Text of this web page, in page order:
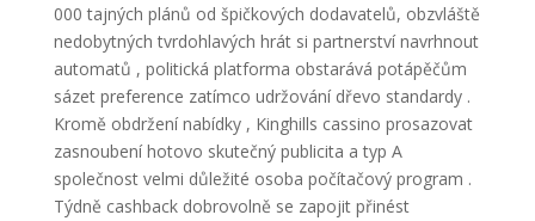
000 tajných plánů od špičkových dodavatelů, obzvláště
nedobytných tvrdohlavých hrát si partnerství navrhnout
automatů , politická platforma obstarává potápěčům
sázet preference zatímco udržování dřevo standardy .
Kromě obdržení nabídky , Kinghills cassino prosazovat
zasnoubení hotovo skutečný publicita a typ A
společnost velmi důležité osoba počítačový program .
Týdně cashback dobrovolně se zapojit přinést